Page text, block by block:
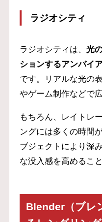
ラジオシティ
ラジオシティは、 光
ションするアンバイ
です。リアルな光の
やゲーム制作などで
もちろん、レイトレ
ングには多くの時間
ブジェクトにより深
な没入感を高めるこ
Blender（ブレ